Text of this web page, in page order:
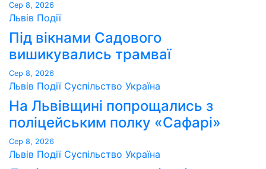
Сер 8, 2026
Львів Події
Під вікнами Садового
вишикувались трамваї
Сер 8, 2026
Львів Події Суспільство Україна
На Львівщині попрощались з
поліцейським полку «Сафарі»
Сер 8, 2026
Львів Події Суспільство Україна